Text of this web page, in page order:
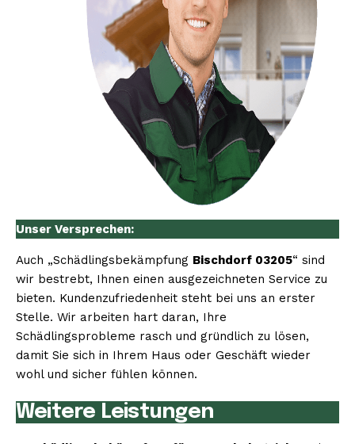
Unser Versprechen:
Auch „Schädlingsbekämpfung Bischdorf 03205“ sind
wir bestrebt, Ihnen einen ausgezeichneten Service zu
bieten. Kundenzufriedenheit steht bei uns an erster
Stelle. Wir arbeiten hart daran, Ihre
Schädlingsprobleme rasch und gründlich zu lösen,
damit Sie sich in Ihrem Haus oder Geschäft wieder
wohl und sicher fühlen können.
Weitere Leistungen